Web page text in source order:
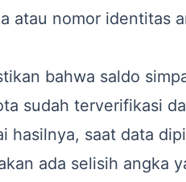
atau nomor identitas
bahwa saldo
sudah terverifikasi
hasilnya, saat data
ada selisih angka